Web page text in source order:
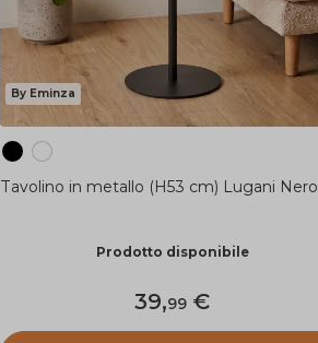
By Eminza
Tavolino in metallo (H53 cm) Lugani Nero
Prodotto disponibile
39,99